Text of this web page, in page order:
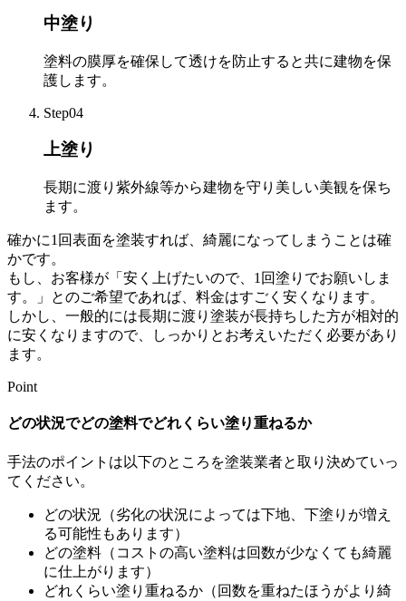
中塗り
塗料の膜厚を確保して透けを防止すると共に建物を保
護します。
Step04
上塗り
長期に渡り紫外線等から建物を守り美しい美観を保ち
ます。
確かに1回表面を塗装すれば、綺麗になってしまうことは確
かです。
もし、お客様が「安く上げたいので、1回塗りでお願いしま
す。」とのご希望であれば、料金はすごく安くなります。
しかし、一般的には長期に渡り塗装が長持ちした方が相対的
に安くなりますので、しっかりとお考えいただく必要があり
ます。
Point
どの状況でどの塗料でどれくらい塗り重ねるか
手法のポイントは以下のところを塗装業者と取り決めていっ
てください。
どの状況（劣化の状況によっては下地、下塗りが増え
る可能性もあります）
どの塗料（コストの高い塗料は回数が少なくても綺麗
に仕上がります）
どれくらい塗り重ねるか（回数を重ねたほうがより綺